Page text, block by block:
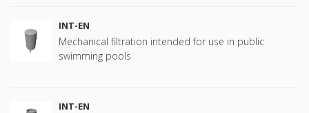
INT-EN
Mechanical filtration intended for use in public
swimming pools
INT-EN